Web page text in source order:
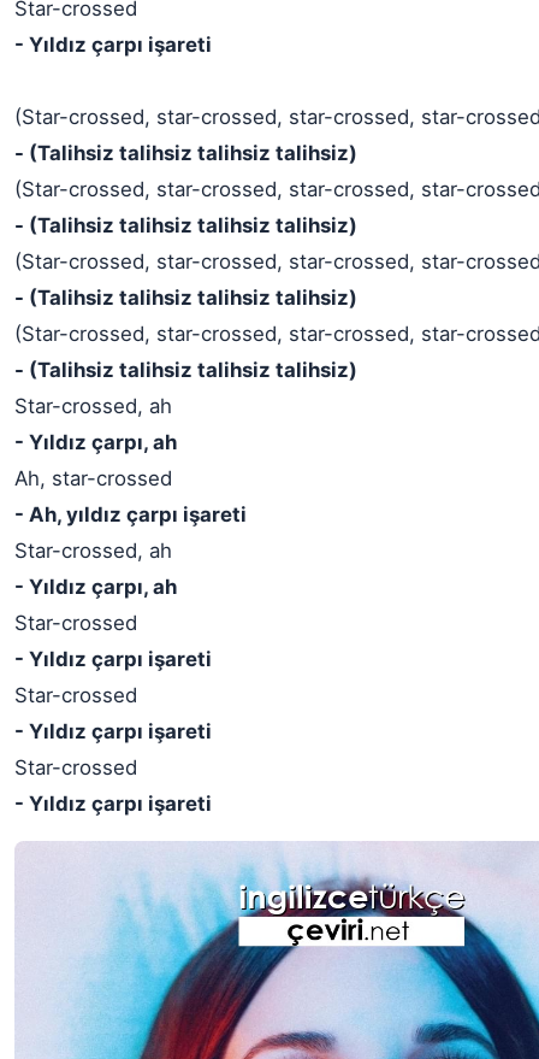
Star-crossed
- Yıldız çarpı işareti
(Star-crossed, star-crossed, star-crossed, star-
- (Talihsiz talihsiz talihsiz talihsiz)
(Star-crossed, star-crossed, star-crossed, star-
- (Talihsiz talihsiz talihsiz talihsiz)
(Star-crossed, star-crossed, star-crossed, star-
- (Talihsiz talihsiz talihsiz talihsiz)
(Star-crossed, star-crossed, star-crossed, star-
- (Talihsiz talihsiz talihsiz talihsiz)
Star-crossed, ah
- Yıldız çarpı, ah
Ah, star-crossed
- Ah, yıldız çarpı işareti
Star-crossed, ah
- Yıldız çarpı, ah
Star-crossed
- Yıldız çarpı işareti
Star-crossed
- Yıldız çarpı işareti
Star-crossed
- Yıldız çarpı işareti